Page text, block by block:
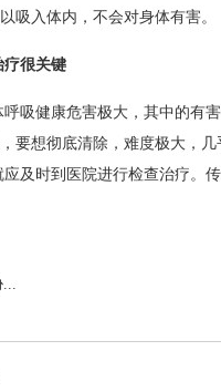
吸入体内，不会对身体有害。
很关键
健康危害极大，其中的有害
要想彻底清除，难度极大，
及时到医院进行检查治疗。